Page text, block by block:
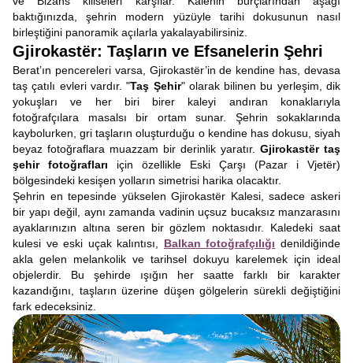
baktığınızda, şehrin modern yüzüyle tarihi dokusunun nasıl
birleştiğini panoramik açılarla yakalayabilirsiniz.
Gjirokastër: Taşların ve Efsanelerin Şehri
Berat’ın pencereleri varsa, Gjirokastër’in de kendine has, devasa
taş çatılı evleri vardır. "Taş Şehir" olarak bilinen bu yerleşim, dik
yokuşları ve her biri birer kaleyi andıran konaklarıyla
fotoğrafçılara masalsı bir ortam sunar. Şehrin sokaklarında
kaybolurken, gri taşların oluşturduğu o kendine has dokusu, siyah
beyaz fotoğraflara muazzam bir derinlik yaratır. Gjirokastër taş
şehir
fotoğrafları için özellikle Eski Çarşı (Pazar i Vjetër)
bölgesindeki kesişen yolların simetrisi harika olacaktır.
Şehrin en tepesinde yükselen Gjirokastër Kalesi, sadece askeri
bir yapı değil, aynı zamanda vadinin uçsuz bucaksız manzarasını
ayaklarınızın altına seren bir gözlem noktasıdır. Kaledeki saat
kulesi ve eski uçak kalıntısı, Balkan fotoğrafçılığı denildiğinde
akla gelen melankolik ve tarihsel dokuyu karelemek için ideal
objelerdir. Bu şehirde ışığın her saatte farklı bir karakter
kazandığını, taşların üzerine düşen gölgelerin sürekli değiştiğini
fark edeceksiniz.